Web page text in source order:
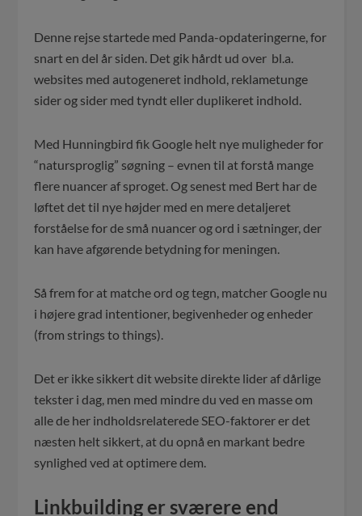
Denne rejse startede med Panda-opdateringerne, for
snart en del år siden. Det gik hårdt ud over bl.a.
websites med autogeneret indhold, reklametunge
sider og sider med tyndt eller duplikeret indhold.
Med Hunningbird fik Google helt nye muligheder for
“natursproglig” søgning – evnen til at forstå mange
flere nuancer af sproget. Og senest med Bert har de
løftet det til nye højder med en mere detaljeret
forståelse for de små nuancer og ord i sætninger, der
kan have afgørende betydning for meningen.
Så frem for at matche ord og tegn, matcher Google nu
i højere grad intentioner, begivenheder og enheder
(from strings to things).
Det er ikke sikkert dit website direkte lider af dårlige
tekster i dag, men med mindre du ved en masse om
alle de her indholdsrelaterede SEO-faktorer er det
næsten helt sikkert, at du opnå en markant bedre
synlighed ved at optimere dem.
Linkbuilding er sværere end